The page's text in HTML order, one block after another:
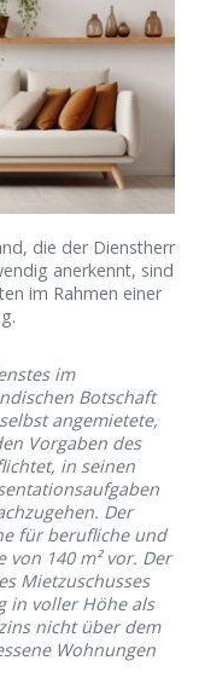
die der Dienstherr
anerkennt, sind
im Rahmen einer
im
Botschaft
angemietete,
Vorgaben des
in seinen
Der
für berufliche und
von 140 m² vor. Der
Mietzuschusses
in voller Höhe als
nicht über dem
Wohnungen